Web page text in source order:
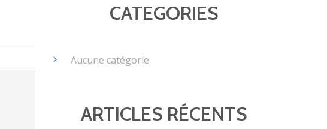
CATEGORIES
Aucune catégorie
ARTICLES RÉCENTS